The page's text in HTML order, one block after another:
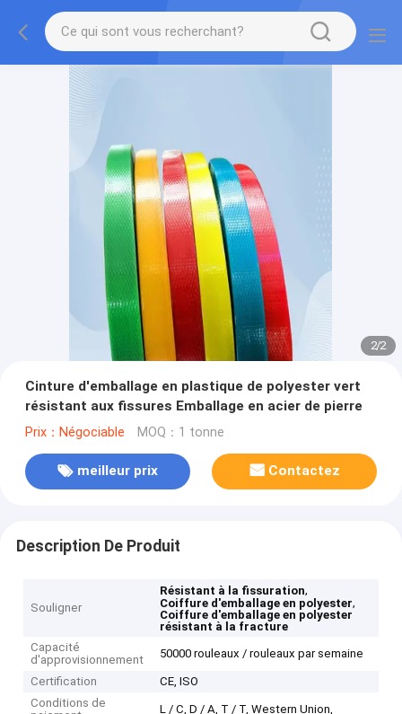
2/2
Cinture d'emballage en plastique de polyester vert
résistant aux fissures Emballage en acier de pierre
Prix：Négociable MOQ：1 tonne
meilleur prix Contactez
Description De Produit
Souligner
Résistant à la fissuration,
Coiffure d'emballage en polyester,
Coiffure d'emballage en polyester
résistant à la fracture
Capacité
d'approvisionnement
50000 rouleaux / rouleaux par semaine
Certification
CE, ISO
Conditions de
L / C, D / A, T / T, Western Union,